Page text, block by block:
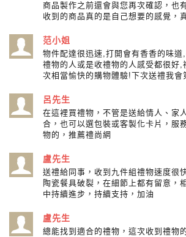
商品製作之前還會與您再次確認，也
收到的商品真的是自己想要的感覺，
范小姐
物件配達很迅速,打開會有香香的味道
禮物的人或是收禮物的人感受都很好,
次相當愉快的購物體驗!下次送禮我會
呂先生
在這裡買禮物，不管是送給情人、家
合，也可以選包裝或客製化卡片，服
物的，推薦禮尚網
盧先生
送禮給同事，收到九件組禮物速度很
陶瓷餐具破裂，在細節上都有留意，
中持續進步，持續支持，加油
盧先生
總能找到適合的禮物，這次收到禮物